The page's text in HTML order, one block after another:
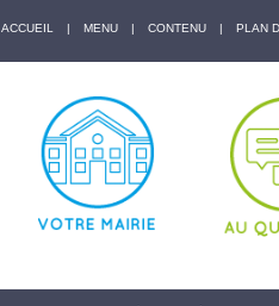
ACCUEIL | MENU | CONTENU | PLAN